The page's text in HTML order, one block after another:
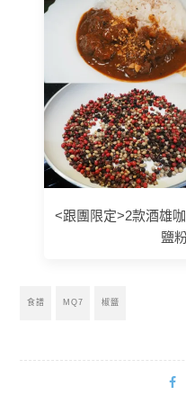
<跟團限定>2款酒雄
鹽
食譜 MQ7 椒鹽